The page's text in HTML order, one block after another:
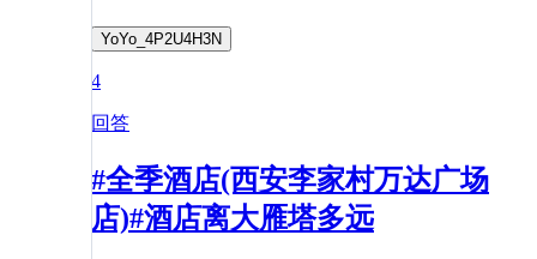
YoYo_4P2U4H3N
4
回答
#全季酒店(西安李家村万达广场
店)#酒店离大雁塔多远